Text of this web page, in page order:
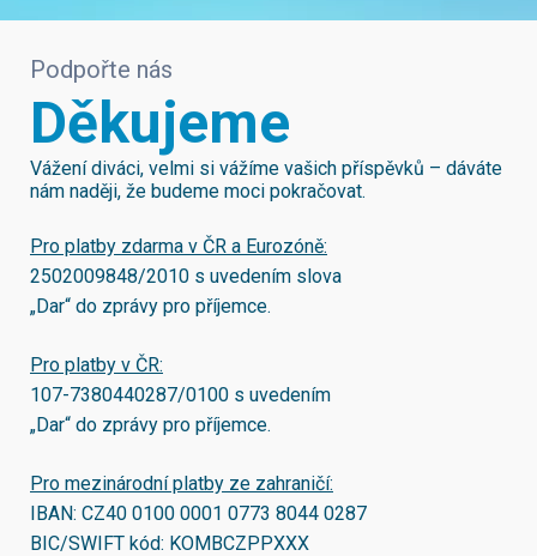
Podpořte nás
Děkujeme
Vážení diváci, velmi si vážíme vašich příspěvků – dáváte
nám naději, že budeme moci pokračovat.
Pro platby zdarma v ČR a Eurozóně:
2502009848/2010 s uvedením slova
„Dar“ do zprávy pro příjemce.
Pro platby v ČR:
107-7380440287/0100 s uvedením
„Dar“ do zprávy pro příjemce.
Pro mezinárodní platby ze zahraničí:
IBAN: CZ40 0100 0001 0773 8044 0287
BIC/SWIFT kód: KOMBCZPPXXX